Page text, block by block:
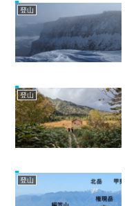
登山
登山
登山